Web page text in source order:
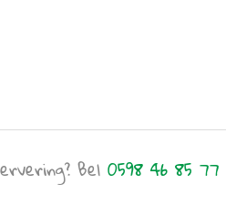
Bel 0598 46 85 77